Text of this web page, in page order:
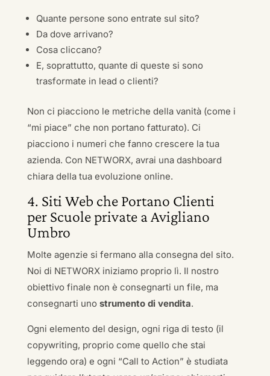
Quante persone sono entrate sul sito?
Da dove arrivano?
Cosa cliccano?
E, soprattutto, quante di queste si sono
trasformate in lead o clienti?
Non ci piacciono le metriche della vanità (come i
“mi piace” che non portano fatturato). Ci
piacciono i numeri che fanno crescere la tua
azienda. Con NETWORX, avrai una dashboard
chiara della tua evoluzione online.
4. Siti Web che Portano Clienti
per Scuole private a Avigliano
Umbro
Molte agenzie si fermano alla consegna del sito.
Noi di NETWORX iniziamo proprio lì. Il nostro
obiettivo finale non è consegnarti un file, ma
consegnarti uno strumento di vendita.
Ogni elemento del design, ogni riga di testo (il
copywriting, proprio come quello che stai
leggendo ora) e ogni “Call to Action” è studiata